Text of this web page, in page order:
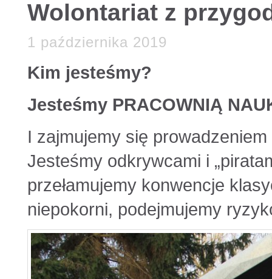
Wolontariat z
1 października 2019
Kim jesteśmy?
Jesteśmy PRACOWNIĄ
I zajmujemy się
Jesteśmy odkrywcami i
przełamujemy konwencje
niepokorni, podejmujemy